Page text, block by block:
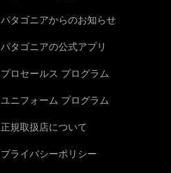
パタゴニアからのお知らせ
パタゴニアの公式アプリ
プロセールス プログラム
ユニフォーム プログラム
正規取扱店について
プライバシーポリシー